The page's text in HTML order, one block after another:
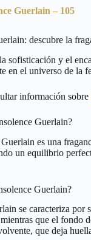
Guerlain – 105
descubre la
sofisticación y el
en el universo de la
información sobre
Guerlain?
es una
un equilibrio
Guerlain?
se caracteriza por
que el fondo
que deja